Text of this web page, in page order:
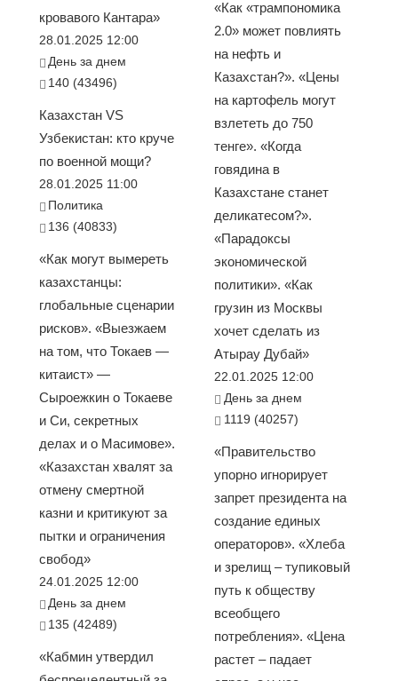
кровавого Кантара»
28.01.2025 12:00
День за днем
140 (43496)
Казахстан VS
Узбекистан: кто круче
по военной мощи?
28.01.2025 11:00
Политика
136 (40833)
«Как могут вымереть
казахстанцы:
глобальные сценарии
рисков». «Выезжаем
на том, что Токаев —
китаист» —
Сыроежкин о Токаеве
и Си, секретных
делах и о Масимове».
«Казахстан хвалят за
отмену смертной
казни и критикуют за
пытки и ограничения
свобод»
24.01.2025 12:00
День за днем
135 (42489)
«Кабмин утвердил
«Как «трампономика
2.0» может повлиять
на нефть и
Казахстан?». «Цены
на картофель могут
взлететь до 750
тенге». «Когда
говядина в
Казахстане станет
деликатесом?».
«Парадоксы
экономической
политики». «Как
грузин из Москвы
хочет сделать из
Атырау Дубай»
22.01.2025 12:00
День за днем
1119 (40257)
«Правительство
упорно игнорирует
запрет президента на
создание единых
операторов». «Хлеба
и зрелищ – тупиковый
путь к обществу
всеобщего
потребления». «Цена
растет – падает